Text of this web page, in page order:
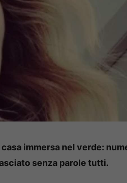
immersa nel verde:
senza parole tutti.